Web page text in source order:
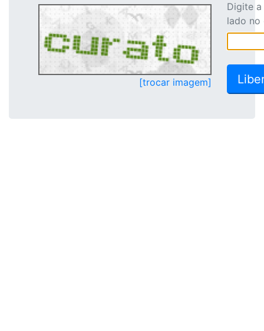
[trocar imagem]
Digite
lado no